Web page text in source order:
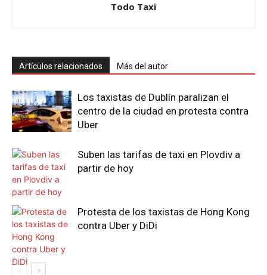
Todo Taxi
Artículos relacionados Más del autor
Los taxistas de Dublín paralizan el
centro de la ciudad en protesta contra
Uber
Suben las tarifas de taxi en Plovdiv a
partir de hoy
Protesta de los taxistas de Hong Kong
contra Uber y DiDi